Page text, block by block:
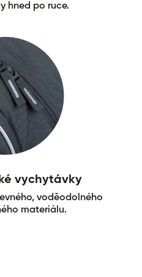
hned po ruce.
vychytávky
voděodolného
materiálu.